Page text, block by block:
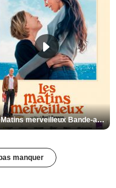
Les Matins merveilleux Bande-annonce VF
manquer